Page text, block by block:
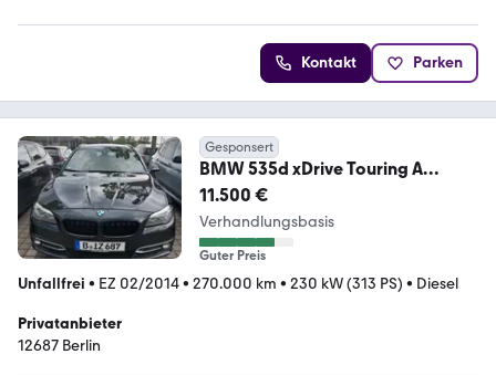
Kontakt Parken
Gesponsert
BMW 535d xDrive Touring A
Luxury Line Luxury Line
11.500 €
Verhandlungsbasis
Guter Preis
Unfallfrei • EZ 02/2014• 270.000 km • 230 kW (313 PS) • Diesel
Privatanbieter
12687 Berlin